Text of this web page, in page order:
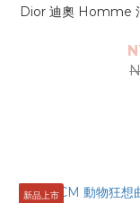
Dior 迪奧 Homme
新品上市